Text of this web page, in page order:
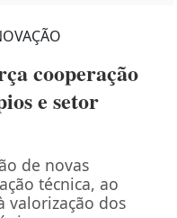
cooperação
e setor
de novas
técnica, ao
valorização dos